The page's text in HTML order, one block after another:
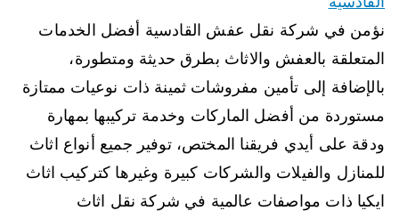
نؤمن في شركة نقل عفش القادسية أفضل الخدمات
المتعلقة بالعفش والاثاث بطرق حديثة ومتطورة،
بالإضافة إلى تأمين مفروشات ثمينة ذات نوعيات ممتازة
مستوردة من أفضل الماركات وخدمة تركيبها بمهارة
ودقة على أيدي فريقنا المختص، توفير جميع أنواع اثاث
للمنازل والفيلات والشركات كبيرة وغيرها كتركيب اثاث
ايكيا ذات مواصفات عالمية في شركة نقل اثاث